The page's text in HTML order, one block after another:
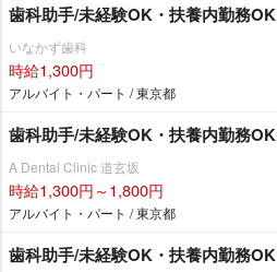
歯科助手/未経験OK・扶養内勤務OK
いなかず歯科
時給1,300円
アルバイト・パート / 東京都
歯科助手/未経験OK・扶養内勤務OK
A Dental Clinic 道玄坂
時給1,300円～1,800円
アルバイト・パート / 東京都
歯科助手/未経験OK・扶養内勤務OK